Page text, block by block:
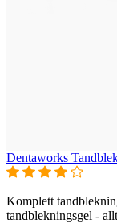
Dentaworks
Komplett
tandblekningsgel -